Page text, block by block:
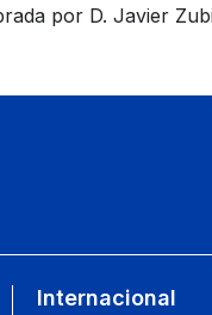
por D. Javier
Internacional